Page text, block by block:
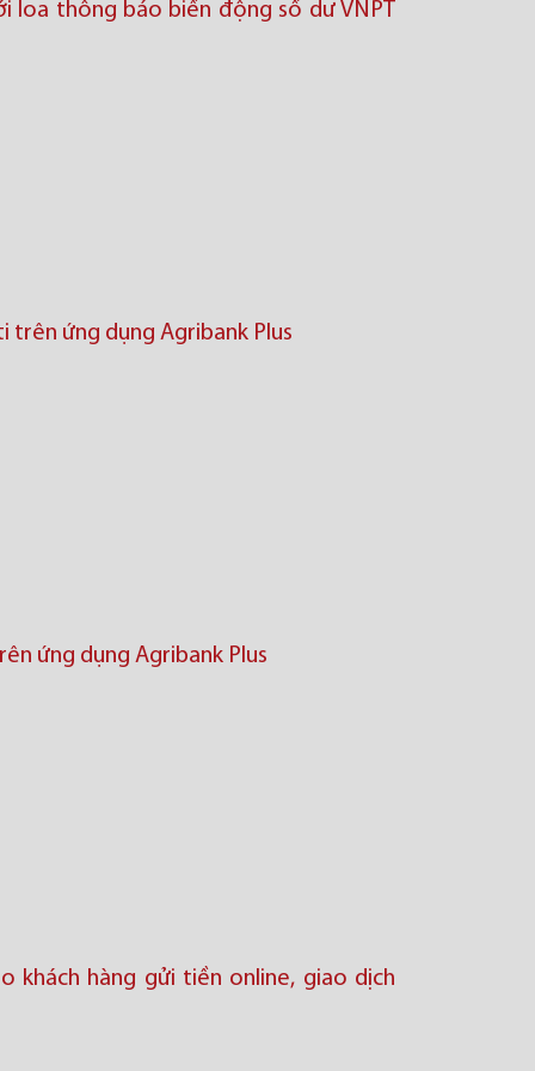
loa thông báo biến động số dư VNPT
trên ứng dụng Agribank Plus
ứng dụng Agribank Plus
khách hàng gửi tiền online, giao dịch